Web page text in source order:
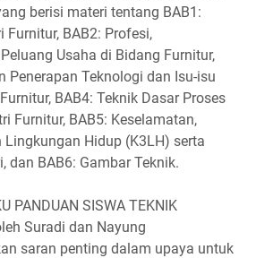
berisi materi tentang BAB1:
Furnitur, BAB2: Profesi,
Usaha di Bidang Furnitur,
Penerapan Teknologi dan Isu-isu
BAB4: Teknik Dasar Proses
Furnitur, BAB5: Keselamatan,
Lingkungan Hidup (K3LH) serta
dan BAB6: Gambar Teknik.
PANDUAN SISWA TEKNIK
Suradi dan Nayung
saran penting dalam upaya untuk